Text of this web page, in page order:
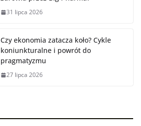
31 lipca 2026
Czy ekonomia zatacza koło? Cykle
koniunkturalne i powrót do
pragmatyzmu
27 lipca 2026